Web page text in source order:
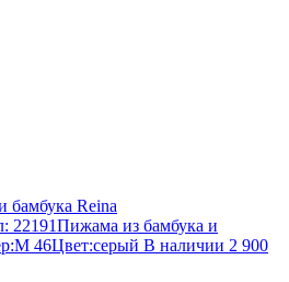
бамбука Reina
22191Пижама из бамбука и
M 46Цвет:серый В наличии 2 900